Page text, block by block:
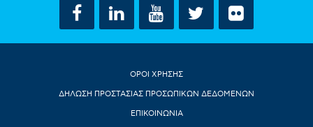
ΟΡΟΙ ΧΡΗΣΗΣ
ΔΗΛΩΣΗ ΠΡΟΣΤΑΣΙΑΣ ΠΡΟΣΩΠΙΚΩΝ ΔΕΔΟΜΕΝΩΝ
ΕΠΙΚΟΙΝΩΝΙΑ